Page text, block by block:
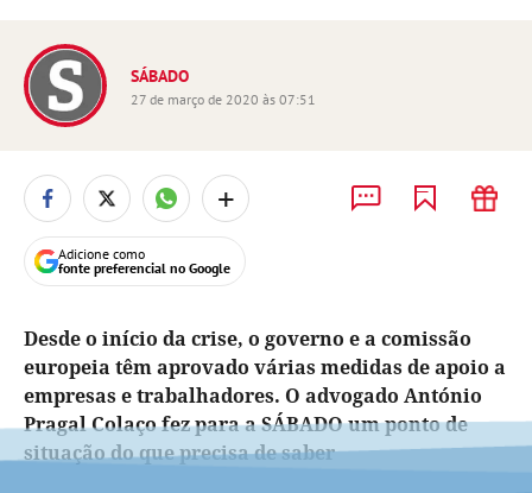
SÁBADO
27 de março de 2020 às 07:51
+
Adicione como
fonte preferencial no Google
Desde o início da crise, o governo e a comissão
europeia têm aprovado várias medidas de apoio a
empresas e trabalhadores. O advogado António
Pragal Colaço fez para a SÁBADO um ponto de
situação do que precisa de saber